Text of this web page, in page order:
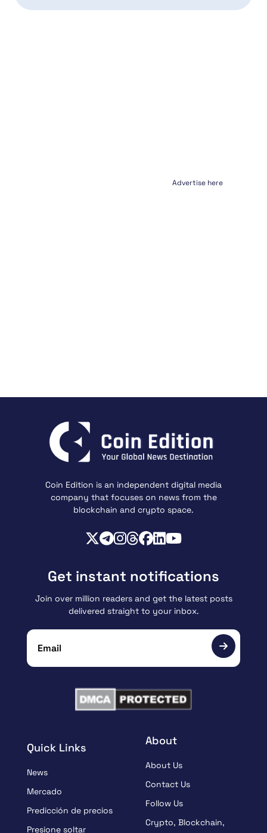
Advertise here
Coin Edition is an independent digital media
company that focuses on news from the
blockchain and crypto space.
Quick Links
News
Mercado
Predicción de precios
Presione soltar
About
About Us
Contact Us
Follow Us
Crypto, Blockchain,
Get instant notifications
Join over million readers and get the latest posts
delivered straight to your inbox.